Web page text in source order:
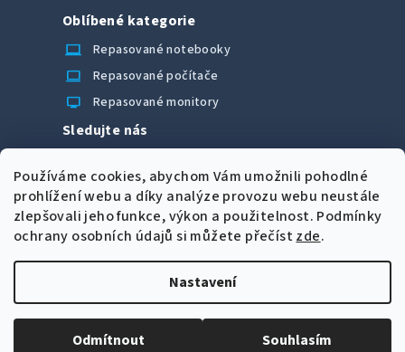
Používáme cookies, abychom Vám umožnili pohodlné
prohlížení webu a díky analýze provozu webu neustále
zlepšovali jeho funkce, výkon a použitelnost. Podmínky
ochrany osobních údajů si můžete přečíst zde.
Nastavení
Odmítnout Souhlasím
Oblíbené kategorie
laptop_chromebook
Repasované notebooky
computer Repasované počítače
monitor Repasované monitory
Sledujte nás
Možnosti úhrady
Upravit nastavení cookies